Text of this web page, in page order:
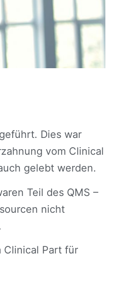
Dies war
vom Clinical
gelebt werden.
Teil des QMS –
nicht
Clinical Part für